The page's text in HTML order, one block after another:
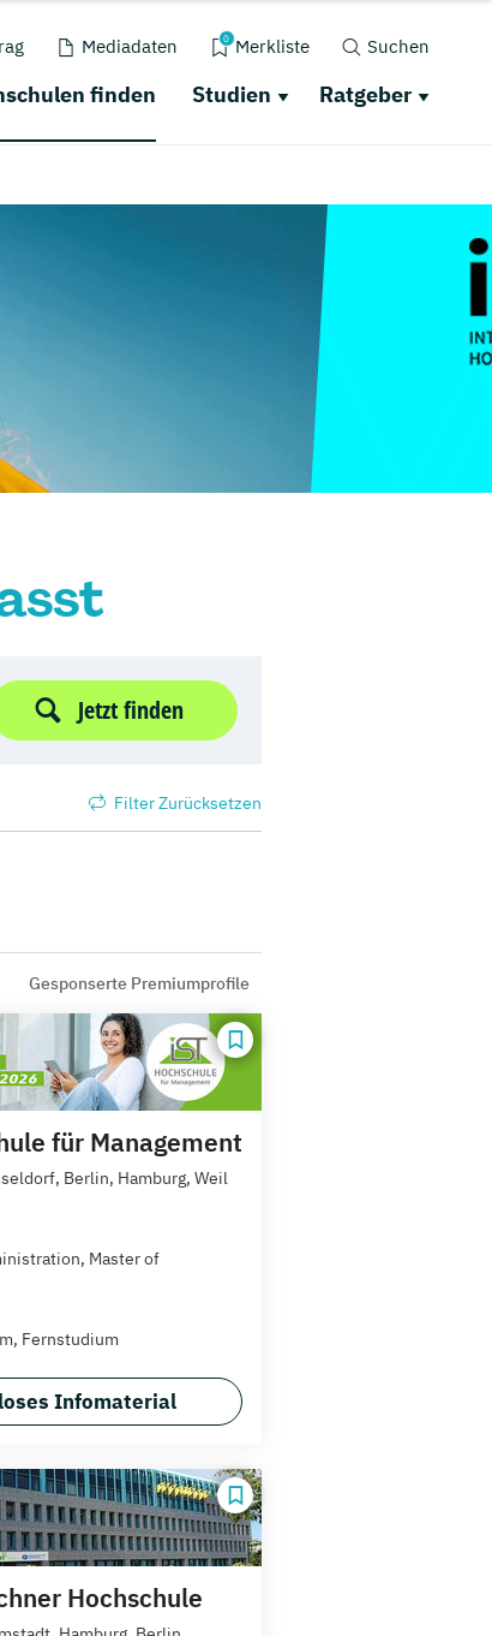
Mediadaten 0 Merkliste Suchen
finden Studien Ratgeber
Jetzt finden
Filter Zurücksetzen
Gesponserte Premiumprofile
für Management
Berlin, Hamburg, Weil
Master of
Fernstudium
Infomaterial
Hochschule